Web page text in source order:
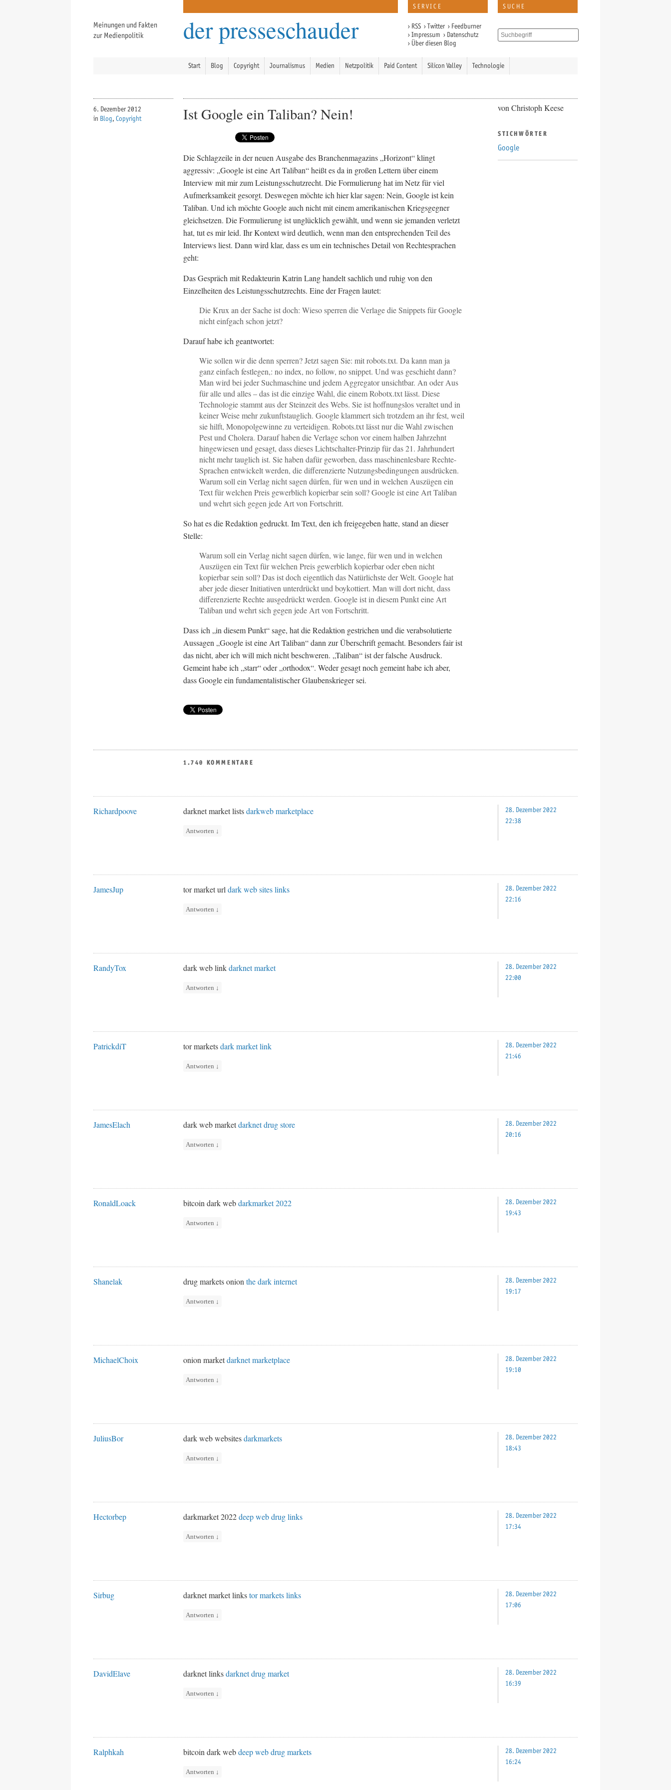
Meinungen und Fakten
zur Medienpolitik
der presseschauder
SERVICE
› RSS ›Twitter › Feedburner
›Impressum › Datenschutz
› Über diesen Blog
SUCHE
Start Blog Copyright Journalismus Medien Netzpolitik Paid Content Silicon Valley Technologie
6. Dezember 2012
in Blog, Copyright Ist Google ein Taliban? Nein!
Die Schlagzeile in der neuen Ausgabe des Branchenmagazins „Horizont“ klingt
aggressiv: „Google ist eine Art Taliban“ heißt es da in großen Lettern über einem
Interview mit mir zum Leistungsschutzrecht. Die Formulierung hat im Netz für viel
Aufmerksamkeit gesorgt. Deswegen möchte ich hier klar sagen: Nein, Google ist kein
Taliban. Und ich möchte Google auch nicht mit einem amerikanischen Kriegsgegner
gleichsetzen. Die Formulierung ist unglücklich gewählt, und wenn sie jemanden verletzt
hat, tut es mir leid. Ihr Kontext wird deutlich, wenn man den entsprechenden Teil des
Interviews liest. Dann wird klar, dass es um ein technisches Detail von Rechtesprachen
geht:
Das Gespräch mit Redakteurin Katrin Lang handelt sachlich und ruhig von den
Einzelheiten des Leistungsschutzrechts. Eine der Fragen lautet:
Die Krux an der Sache ist doch: Wieso sperren die Verlage die Snippets für Google
nicht einfgach schon jetzt?
Darauf habe ich geantwortet:
Wie sollen wir die denn sperren? Jetzt sagen Sie: mit robots.txt. Da kann man ja
ganz einfach festlegen,: no index, no follow, no snippet. Und was geschieht dann?
Man wird bei jeder Suchmaschine und jedem Aggregator unsichtbar. An oder Aus
für alle und alles – das ist die einzige Wahl, die einem Robotx.txt lässt. Diese
Technologie stammt aus der Steinzeit des Webs. Sie ist hoffnungslos veraltet und in
keiner Weise mehr zukunftstauglich. Google klammert sich trotzdem an ihr fest, weil
sie hilft, Monopolgewinne zu verteidigen. Robots.txt lässt nur die Wahl zwischen
Pest und Cholera. Darauf haben die Verlage schon vor einem halben Jahrzehnt
hingewiesen und gesagt, dass dieses Lichtschalter-Prinzip für das 21. Jahrhundert
nicht mehr tauglich ist. Sie haben dafür geworben, dass maschinenlesbare Rechte-
Sprachen entwickelt werden, die differenzierte Nutzungsbedingungen ausdrücken.
Warum soll ein Verlag nicht sagen dürfen, für wen und in welchen Auszügen ein
Text für welchen Preis gewerblich kopierbar sein soll? Google ist eine Art Taliban
und wehrt sich gegen jede Art von Fortschritt.
So hat es die Redaktion gedruckt. Im Text, den ich freigegeben hatte, stand an dieser
Stelle:
Warum soll ein Verlag nicht sagen dürfen, wie lange, für wen und in welchen
Auszügen ein Text für welchen Preis gewerblich kopierbar oder eben nicht
kopierbar sein soll? Das ist doch eigentlich das Natürlichste der Welt. Google hat
aber jede dieser Initiativen unterdrückt und boykottiert. Man will dort nicht, dass
differenzierte Rechte ausgedrückt werden. Google ist in diesem Punkt eine Art
Taliban und wehrt sich gegen jede Art von Fortschritt.
Dass ich „in diesem Punkt“ sage, hat die Redaktion gestrichen und die verabsolutierte
Aussagen „Google ist eine Art Taliban“ dann zur Überschrift gemacht. Besonders fair ist
das nicht, aber ich will mich nicht beschweren. „Taliban“ ist der falsche Ausdruck.
Gemeint habe ich „starr“ oder „orthodox“. Weder gesagt noch gemeint habe ich aber,
dass Google ein fundamentalistischer Glaubenskrieger sei.
von Christoph Keese
STICHWÖRTER
Google
1.740 KOMMENTARE
Richardpoove darknet market listsdarkweb marketplace
Antworten ↓
28. Dezember 2022
22:38
JamesJup tor market urldark web sites links
Antworten ↓
28. Dezember 2022
22:16
RandyTox dark web linkdarknet market
Antworten ↓
28. Dezember 2022
22:00
PatrickdiT tor marketsdark market link
Antworten ↓
28. Dezember 2022
21:46
JamesElach dark web marketdarknet drug store
Antworten ↓
28. Dezember 2022
20:16
RonaldLoack bitcoin dark webdarkmarket 2022
Antworten ↓
28. Dezember 2022
19:43
Shanelak drug markets onionthe dark internet
Antworten ↓
28. Dezember 2022
19:17
MichaelChoix onion marketdarknet marketplace
Antworten ↓
28. Dezember 2022
19:10
JuliusBor dark web websitesdarkmarkets
Antworten ↓
28. Dezember 2022
18:43
Hectorbep darkmarket 2022deep web drug links
Antworten ↓
28. Dezember 2022
17:34
Sirbug darknet market linkstor markets links
Antworten ↓
28. Dezember 2022
17:06
DavidElave darknet linksdarknet drug market
Antworten ↓
28. Dezember 2022
16:39
Ralphkah bitcoin dark webdeep web drug markets
Antworten ↓
28. Dezember 2022
16:24